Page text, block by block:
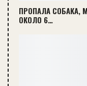
ПРОПАЛА СОБАКА,
ОКОЛО 6…